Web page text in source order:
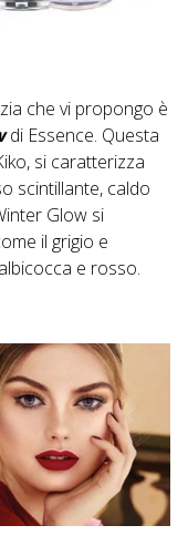
che vi propongo è
di Essence. Questa
si caratterizza
scintillante, caldo
Glow si
il grigio e
e rosso.